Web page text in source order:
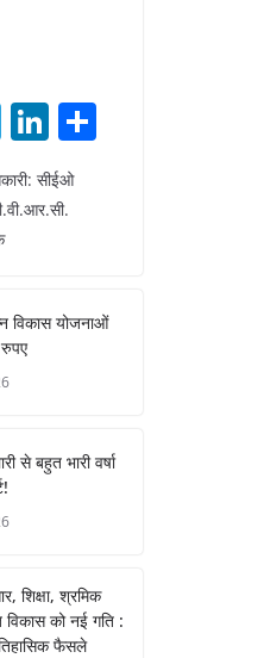
T
el
e
gr
m
Li
n
k
n
सीईओ
विकास योजनाओं
से बहुत भारी वर्षा
शिक्षा, श्रमिक
को नई गति :
फैसले